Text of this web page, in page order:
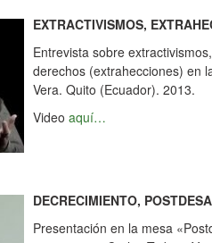
EXTRACTIVISMOS,
Entrevista sobre
derechos (extrahecciones) en
Vera. Quito (Ecuador). 2013.
Video aquí…
DECRECIMIENTO,
Presentación en la mesa